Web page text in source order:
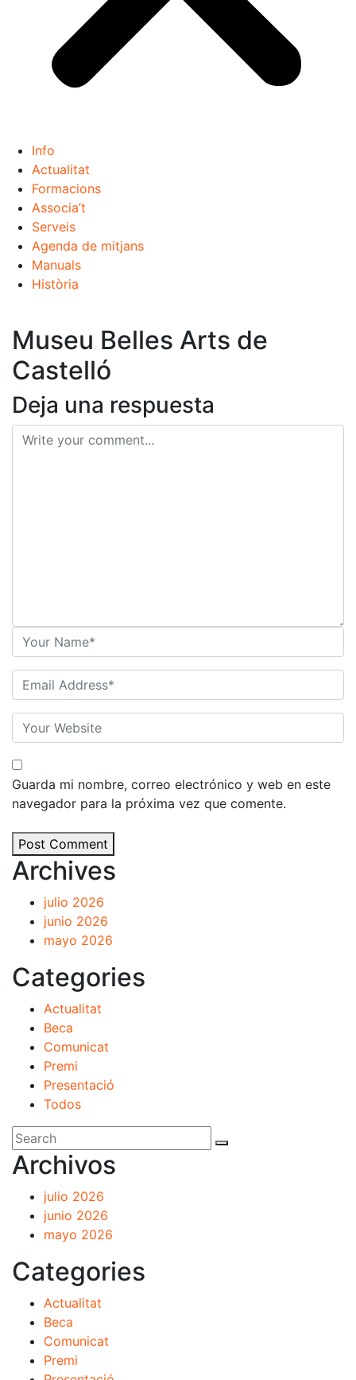
Info
Actualitat
Formacions
Associa’t
Serveis
Agenda de mitjans
Manuals
Història
Museu Belles Arts de
Castelló
Deja una respuesta
Guarda mi nombre, correo electrónico y web en este
navegador para la próxima vez que comente.
Post Comment
Archives
julio 2026
junio 2026
mayo 2026
Categories
Actualitat
Beca
Comunicat
Premi
Presentació
Todos
Archivos
julio 2026
junio 2026
mayo 2026
Categories
Actualitat
Beca
Comunicat
Premi